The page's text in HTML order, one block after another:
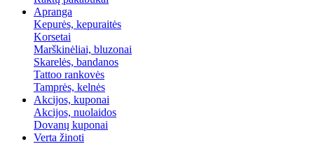
Apranga
Kepurės, kepuraitės
Korsetai
Marškinėliai, bluzonai
Skarelės, bandanos
Tattoo rankovės
Tamprės, kelnės
Akcijos, kuponai
Akcijos, nuolaidos
Dovanų kuponai
Verta žinoti